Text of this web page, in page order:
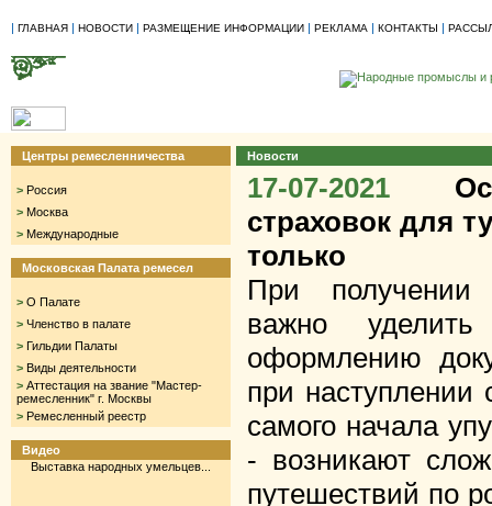
| ГЛАВНАЯ | НОВОСТИ | РАЗМЕЩЕНИЕ ИНФОРМАЦИИ | РЕКЛАМА | КОНТАКТЫ |
Центры ремесленничества
> Россия
> Москва
> Международные
Московская Палата ремесел
> О Палате
> Членство в палате
> Гильдии Палаты
> Виды деятельности
> Аттестация на звание "Мастер-
ремесленник" г. Москвы
> Ремесленный реестр
Видео
Выставка народных умельцев...
Новости
17-07-2021
страховок для
только
При получении
важно
оформлению
при наступлении
самого начала
- возникают
путешествий по